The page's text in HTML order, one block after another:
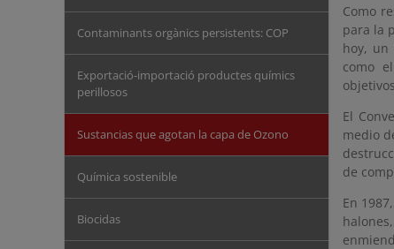
Contaminants orgànics persistents: COP
Exportació-importació productes químics
perillosos
Sustancias que agotan la capa de Ozono
Química sostenible
Biocidas
Como
para la
hoy, un
como
El
medio
de
En